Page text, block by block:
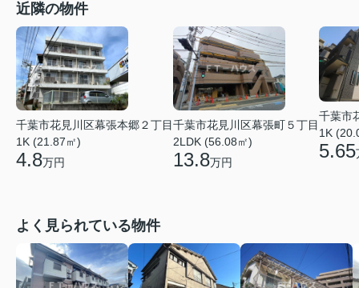
近隣の物件
千葉市花見川区幕張本郷２丁目
1K (21.87㎡)
4.8万円
千葉市花見川区幕張町５丁目
2LDK (56.08㎡)
13.8万円
千葉市
1K
5.65
よく見られている物件